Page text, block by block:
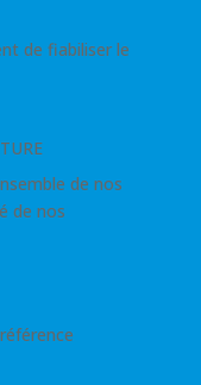
de fiabiliser le
de nos
de nos